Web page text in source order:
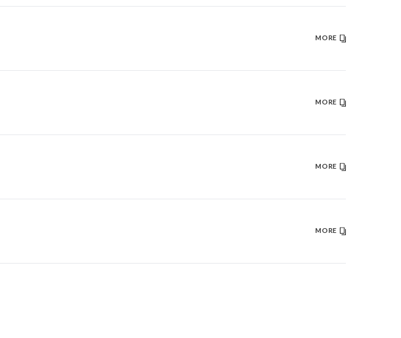
MORE
MORE
MORE
MORE